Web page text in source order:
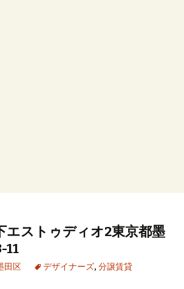
エストゥディオ2東京都墨
11
田区 デザイナーズ, 分譲賃貸